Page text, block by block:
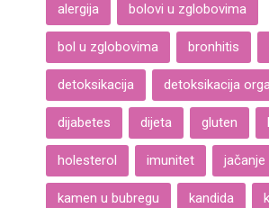
alergija bolovi u zglobovima
bol u zglobovima bronhitis
detoksikacija detoksikacija
dijabetes dijeta gluten
holesterol imunitet
kamen u bubregu kandida